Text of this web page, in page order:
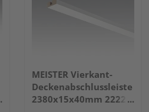
MEISTER Vierkant-
Deckenabschlussleiste
2380x15x40mm 2222